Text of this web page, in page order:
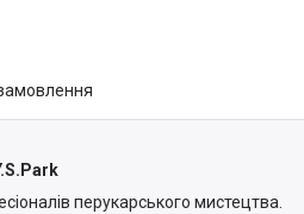
перукарського мистецтва.